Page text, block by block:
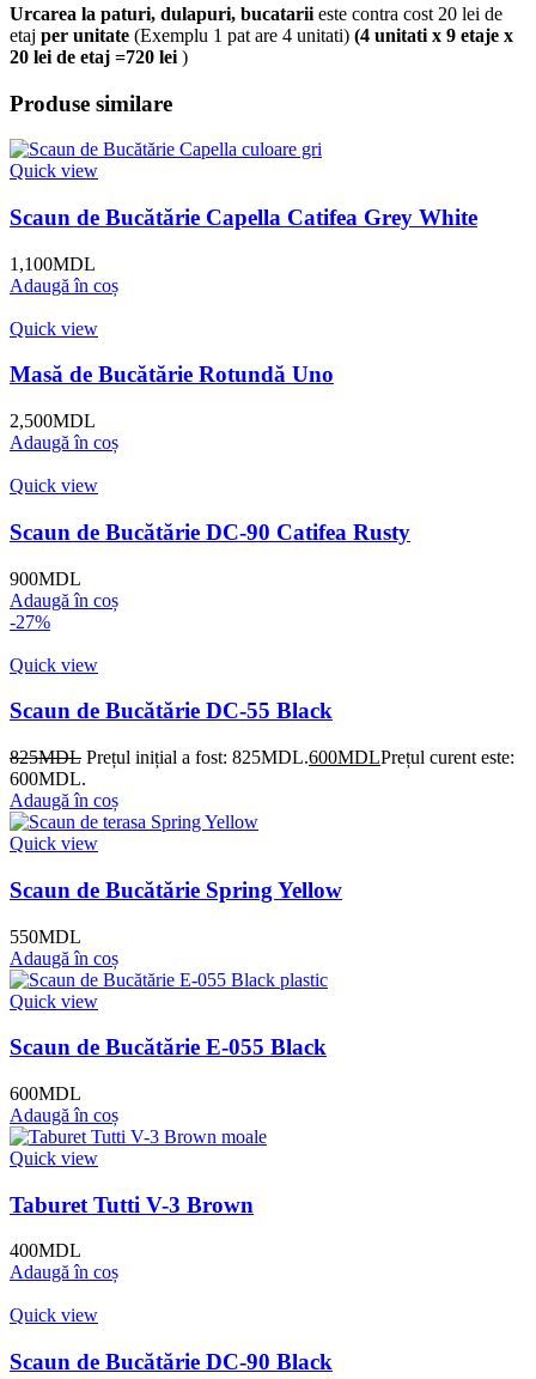
Urcarea la paturi, dulapuri, bucatarii este contra cost 20 lei de
etaj per unitate (Exemplu 1 pat are 4 unitati) (4 unitati x 9 etaje x
20 lei de etaj =720 lei )
Produse similare
Quick view
Scaun de Bucătărie Capella Catifea Grey White
1,100MDL
Adaugă în coș
Quick view
Masă de Bucătărie Rotundă Uno
2,500MDL
Adaugă în coș
Quick view
Scaun de Bucătărie DC-90 Catifea Rusty
900MDL
Adaugă în coș
-27%
Quick view
Scaun de Bucătărie DC-55 Black
825MDL Prețul inițial a fost: 825MDL.600MDLPrețul curent este:
600MDL.
Adaugă în coș
Quick view
Scaun de Bucătărie Spring Yellow
550MDL
Adaugă în coș
Quick view
Scaun de Bucătărie E-055 Black
600MDL
Adaugă în coș
Quick view
Taburet Tutti V-3 Brown
400MDL
Adaugă în coș
Quick view
Scaun de Bucătărie DC-90 Black